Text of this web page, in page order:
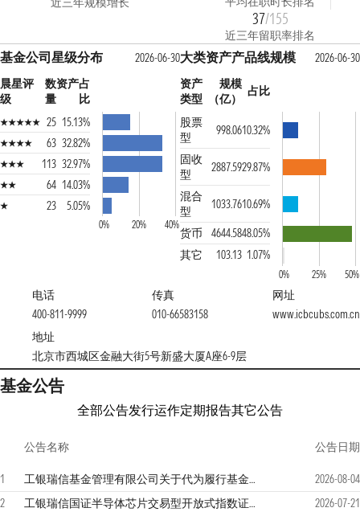
37/155
近三年留职率排名
基金公司星级分布
2026-06-30
晨星评
级
数
量
资产占
比
25 15.13%
63 32.82%
113 32.97%
64 14.03%
23
5.05%
0% 20% 40%
大类资产产品线规模
2026-06-30
资产
类型
规模
（亿）
占比
股票
型
998.0610.32%
固收
型
2887.5929.87%
混合
型
1033.7610.69%
货币
4644.5848.05%
其它
103.13 1.07%
0% 25% 50%
电话
400-811-9999
传真
010-66583158
网址
www.icbcubs.com.cn
地址
北京市西城区金融大街5号新盛大厦A座6-9层
基金公告
全部公告发行运作定期报告其它公告
公告名称 公告日期
1 工银瑞信基金管理有限公司关于代为履行基金经理职责情况的公告
2026-08-04
2
工银瑞信国证半导体芯片交易型开放式指数证券投资基金2026年第2季度报告
2026-07-21